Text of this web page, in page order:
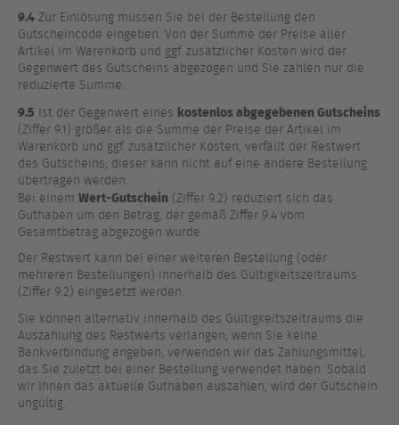
9.4 Zur Einlösung müssen Sie bei der Bestellung den
Gutscheincode eingeben. Von der Summe der Preise aller
Artikel im Warenkorb und ggf. zusätzlicher Kosten wird der
Gegenwert des Gutscheins abgezogen und Sie zahlen nur die
reduzierte Summe.
9.5 Ist der Gegenwert eines kostenlos abgegebenen Gutscheins
(Ziffer 9.1) größer als die Summe der Preise der Artikel im
Warenkorb und ggf. zusätzlicher Kosten, verfällt der Restwert
des Gutscheins; dieser kann nicht auf eine andere Bestellung
übertragen werden.
Bei einem Wert-Gutschein (Ziffer 9.2) reduziert sich das
Guthaben um den Betrag, der gemäß Ziffer 9.4 vom
Gesamtbetrag abgezogen wurde.
Der Restwert kann bei einer weiteren Bestellung (oder
mehreren Bestellungen) innerhalb des Gültigkeitszeitraums
(Ziffer 9.2) eingesetzt werden.
Sie können alternativ innerhalb des Gültigkeitszeitraums die
Auszahlung des Restwerts verlangen; wenn Sie keine
Bankverbindung angeben, verwenden wir das Zahlungsmittel,
das Sie zuletzt bei einer Bestellung verwendet haben. Sobald
wir Ihnen das aktuelle Guthaben auszahlen, wird der Gutschein
ungültig.